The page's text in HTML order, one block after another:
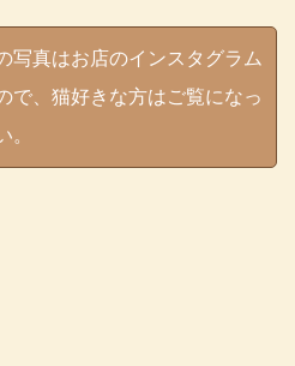
写真はお店のインスタグラム
で、猫好きな方はご覧になっ
。